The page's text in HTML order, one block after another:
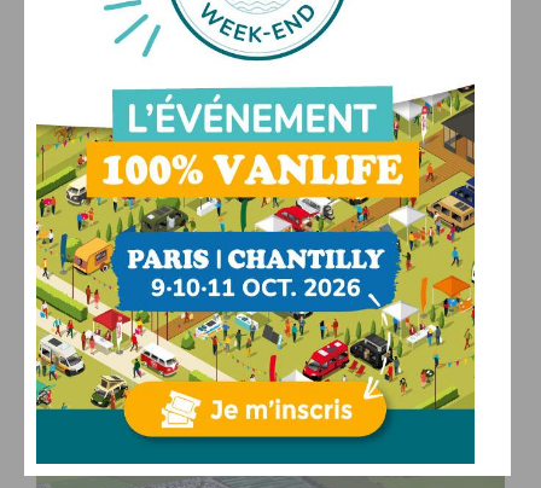
ACTUALITÉS
Un premier ferry pour rapatrier les
camping-cars bloqués au Maroc
29/03/2020
Dans l’espoir de contenir la contagion du virus, l’Espagne
a fermé ses frontières terrestres prenant au piège des
milliers de…